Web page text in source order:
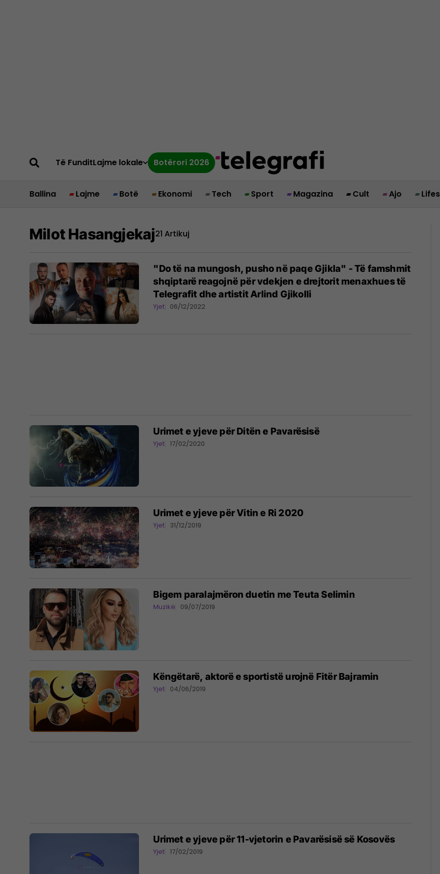
Të FunditLajme lokale Botërori 2026
Ballina Lajme Botë Ekonomi Tech Sport Magazina Cult Ajo
Milot Hasangjekaj21 Artikuj
"Do të na mungosh, pusho në paqe Gjikla" - Të famshmit
shqiptarë reagojnë për vdekjen e drejtorit menaxhues të
Telegrafit dhe artistit Arlind Gjikolli
Yjet 06/12/2022
Urimet e yjeve për Ditën e Pavarësisë
Yjet 17/02/2020
Urimet e yjeve për Vitin e Ri 2020
Yjet 31/12/2019
Bigem paralajmëron duetin me Teuta Selimin
Muzikë 09/07/2019
Këngëtarë, aktorë e sportistë urojnë Fitër Bajramin
Yjet 04/06/2019
Urimet e yjeve për 11-vjetorin e Pavarësisë së Kosovës
Yjet 17/02/2019